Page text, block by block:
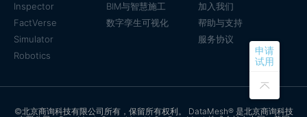
申请
试用
Inspector
FactVerse
Simulator
Robotics
BIM与智慧施工
数字孪生可视化
加入我们
帮助与支持
服务协议
©北京商询科技有限公司所有，保留所有权利。 DataMesh® 是北京商询科技